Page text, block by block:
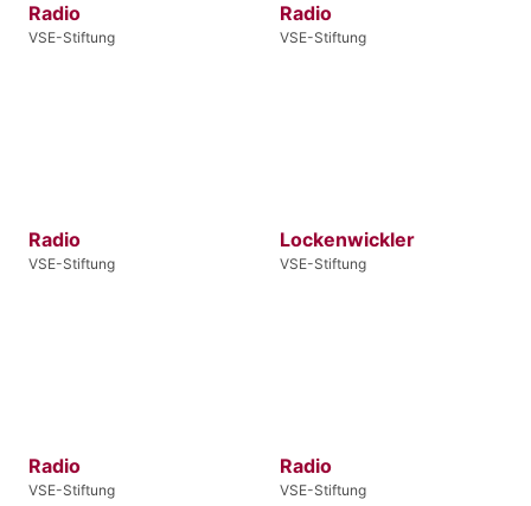
Radio
VSE-Stiftung
Radio
VSE-Stiftung
Radio
VSE-Stiftung
Lockenwickler
VSE-Stiftung
Radio
VSE-Stiftung
Radio
VSE-Stiftung